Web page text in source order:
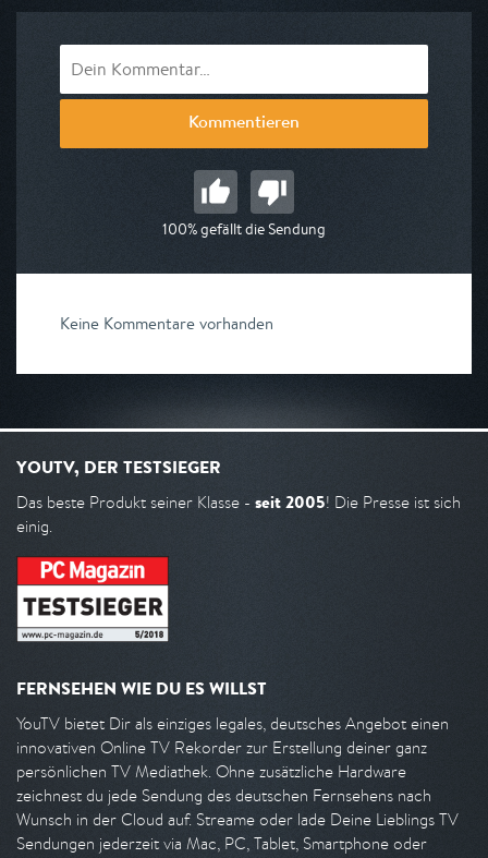
Kommentieren
100% gefällt die Sendung
Keine Kommentare vorhanden
YOUTV, DER TESTSIEGER
Das beste Produkt seiner Klasse - seit 2005! Die Presse ist sich
einig.
FERNSEHEN WIE DU ES WILLST
YouTV bietet Dir als einziges legales, deutsches Angebot einen
innovativen Online TV Rekorder zur Erstellung deiner ganz
persönlichen TV Mediathek. Ohne zusätzliche Hardware
zeichnest du jede Sendung des deutschen Fernsehens nach
Wunsch in der Cloud auf. Streame oder lade Deine Lieblings TV
Sendungen jederzeit via Mac, PC, Tablet, Smartphone oder